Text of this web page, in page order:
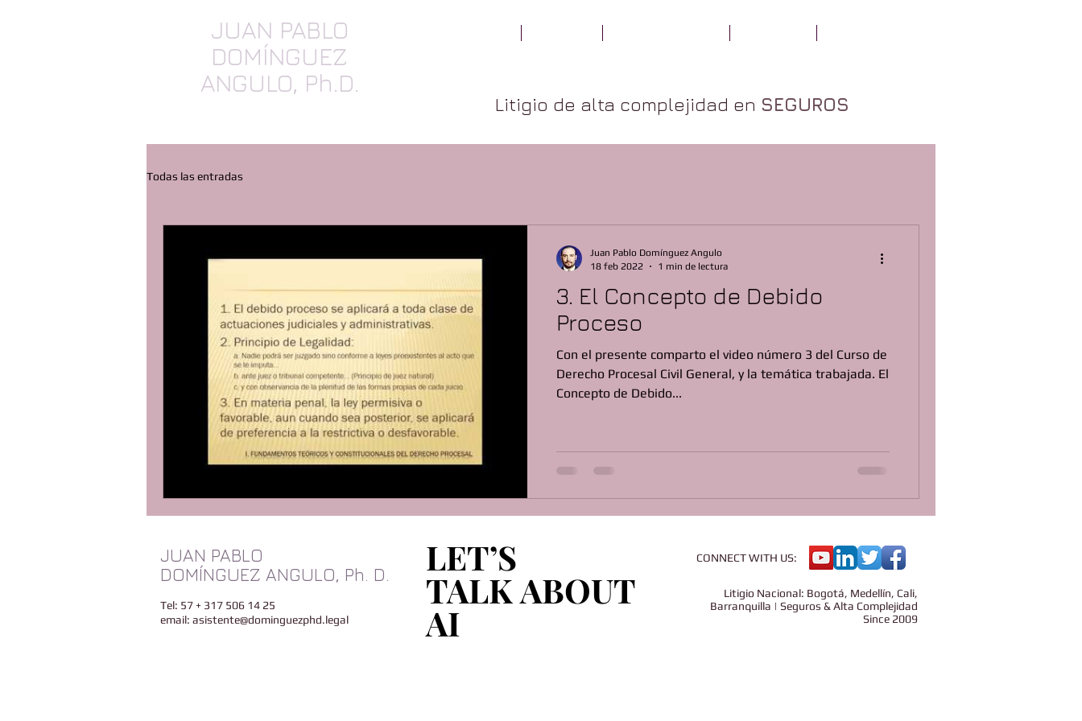
JUAN PABLO
DOMÍNGUEZ
ANGULO, Ph.D.
Litigio de alta complejidad en SEGUROS
Todas las entradas
3. El Concepto de Debido
Proceso
Con el presente comparto el video número 3 del Curso de
Derecho Procesal Civil General, y la temática trabajada. El
Concepto de Debido...
Juan Pablo Domínguez Angulo
18 feb 2022
1 min de lectura
JUAN PABLO
DOMÍNGUEZ ANGULO, Ph. D.
Tel: 57 + 317 506 14 25
email: asistente@dominguezphd.legal
LET’S
TALK ABOUT
AI
LET’S
TALK ABOUT
AI
CONNECT WITH US:
Litigio Nacional: Bogotá, Medellín, Cali,
Barranquilla | Seguros & Alta Complejidad​
​Since 2009